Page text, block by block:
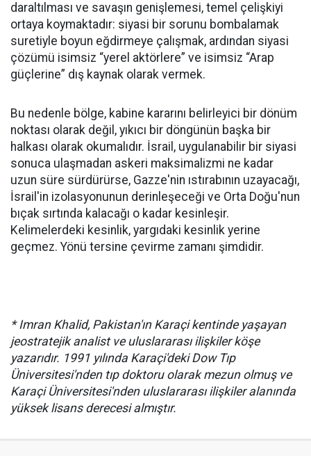
daraltılması ve savaşın genişlemesi, temel çelişkiyi
ortaya koymaktadır: siyasi bir sorunu bombalamak
suretiyle boyun eğdirmeye çalışmak, ardından siyasi
çözümü isimsiz “yerel aktörlere” ve isimsiz “Arap
güçlerine” dış kaynak olarak vermek.
Bu nedenle bölge, kabine kararını belirleyici bir dönüm
noktası olarak değil, yıkıcı bir döngünün başka bir
halkası olarak okumalıdır. İsrail, uygulanabilir bir siyasi
sonuca ulaşmadan askeri maksimalizmi ne kadar
uzun süre sürdürürse, Gazze'nin ıstırabının uzayacağı,
İsrail'in izolasyonunun derinleşeceği ve Orta Doğu'nun
bıçak sırtında kalacağı o kadar kesinleşir.
Kelimelerdeki kesinlik, yargıdaki kesinlik yerine
geçmez. Yönü tersine çevirme zamanı şimdidir.
*Imran Khalid, Pakistan'ın Karaçi kentinde yaşayan
jeostratejik analist ve uluslararası ilişkiler köşe
yazarıdır. 1991 yılında Karaçi'deki Dow Tıp
Üniversitesi'nden tıp doktoru olarak mezun olmuş ve
Karaçi Üniversitesi'nden uluslararası ilişkiler alanında
yüksek lisans derecesi almıştır.